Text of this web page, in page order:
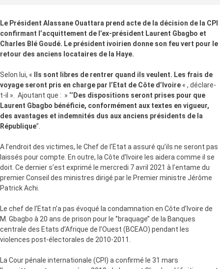
Le Président Alassane Ouattara prend acte de la décision de la CPI
confirmant l’acquittement de l’ex-président Laurent Gbagbo et
Charles Blé Goudé. Le président ivoirien donne son feu vert pour le
retour des anciens locataires de la Haye.
Selon lui, «
Ils sont libres de rentrer quand ils veulent. Les frais de
voyage seront pris en charge par l’Etat de Côte d’Ivoire « , déclare-
t-il ». Ajoutant que : » ‘’Des dispositions seront prises pour que
Laurent Gbagbo bénéficie, conformément aux textes en vigueur,
des avantages et indemnités dus aux anciens présidents de la
République’’.
A l’endroit des victimes, le Chef de l’Etat a assuré qu’ils ne seront pas
laissés pour compte. En outre, la Côte d’Ivoire les aidera comme il se
doit. Ce dernier s’est exprimé le mercredi 7 avril 2021 à l’entame du
premier Conseil des ministres dirigé par le Premier ministre Jérôme
Patrick Achi.
Le chef de l’Etat n’a pas évoqué la condamnation en Côte d’Ivoire de
M. Gbagbo à 20 ans de prison pour le ‘’braquage’’ de la Banques
centrale des Etats d’Afrique de l’Ouest (BCEAO) pendant les
violences post-électorales de 2010-2011.
La Cour pénale internationale (CPI) a confirmé le 31 mars